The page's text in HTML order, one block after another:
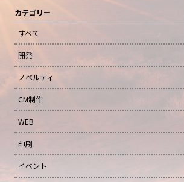
カテゴリー
すべて
開発
ノベルティ
CM制作
WEB
印刷
イベント